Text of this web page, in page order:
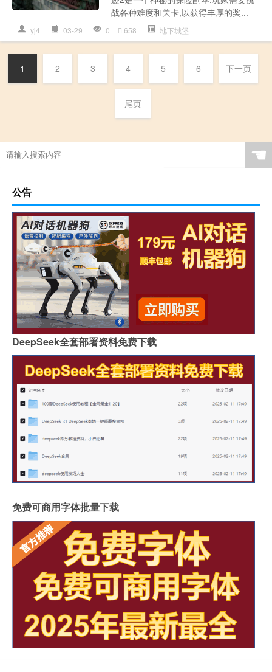
战各种难度和关卡,以获得丰厚的奖...
yj4 03-29 0 658 地下城堡
1 2 3 4 5 6 下一页
尾页
☚
公告
DeepSeek全套部署资料免费下载
免费可商用字体批量下载